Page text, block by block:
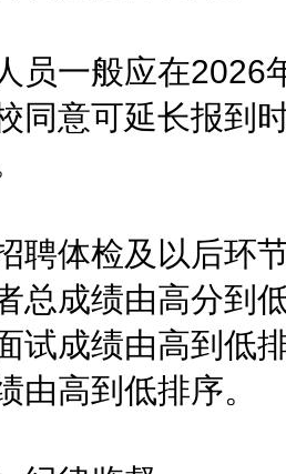
一般应在2026
同意可延长报到
体检及以后环节
总成绩由高分到
试成绩由高到低
由高到低排序。